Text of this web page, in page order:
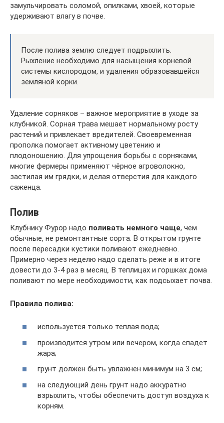
замульчировать соломой, опилками, хвоей, которые
удерживают влагу в почве.
После полива землю следует подрыхлить.
Рыхление необходимо для насыщения корневой
системы кислородом, и удаления образовавшейся
земляной корки.
Удаление сорняков – важное мероприятие в уходе за
клубникой. Сорная трава мешает нормальному росту
растений и привлекает вредителей. Своевременная
прополка помогает активному цветению и
плодоношению. Для упрощения борьбы с сорняками,
многие фермеры применяют чёрное агроволокно,
застилая им грядки, и делая отверстия для каждого
саженца.
Полив
Клубнику Фурор надо поливать немного чаще, чем
обычные, не ремонтантные сорта. В открытом грунте
после пересадки кустики поливают ежедневно.
Примерно через неделю надо сделать реже и в итоге
довести до 3-4 раз в месяц. В теплицах и горшках дома
поливают по мере необходимости, как подсыхает почва.
Правила полива:
используется только теплая вода;
производится утром или вечером, когда спадет
жара;
грунт должен быть увлажнен минимум на 3 см;
на следующий день грунт надо аккуратно
взрыхлить, чтобы обеспечить доступ воздуха к
корням.